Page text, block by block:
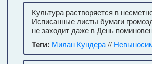
Культура растворяется в
Исписанные листы бумаги
не заходит даже в День
Теги: Милан Кундера//